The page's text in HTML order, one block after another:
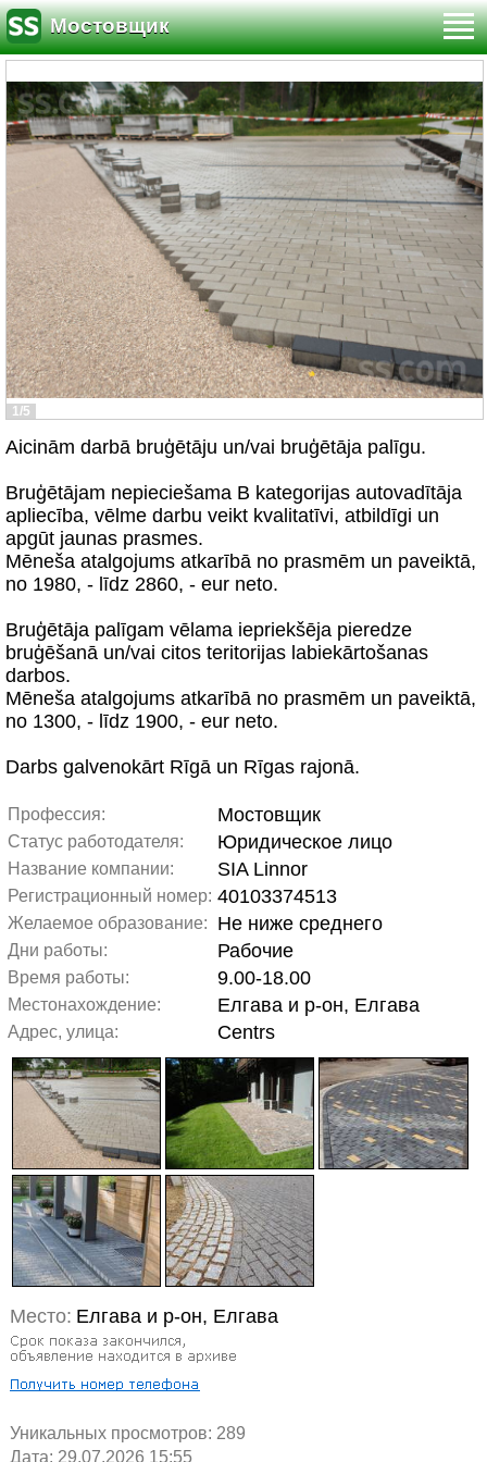
Мостовщик
1/5
Aicinām darbā bruģētāju un/vai bruģētāja palīgu.
Bruģētājam nepieciešama B kategorijas autovadītāja
apliecība, vēlme darbu veikt kvalitatīvi, atbildīgi un
apgūt jaunas prasmes.
Mēneša atalgojums atkarībā no prasmēm un paveiktā,
no 1980, - līdz 2860, - eur neto.
Bruģētāja palīgam vēlama iepriekšēja pieredze
bruģēšanā un/vai citos teritorijas labiekārtošanas
darbos.
Mēneša atalgojums atkarībā no prasmēm un paveiktā,
no 1300, - līdz 1900, - eur neto.
Darbs galvenokārt Rīgā un Rīgas rajonā.
Профессия: Мостовщик
Статус работодателя: Юридическое лицо
Название компании: SIA Linnor
Регистрационный номер: 40103374513
Желаемое образование: Не ниже среднего
Дни работы: Рабочие
Время работы: 9.00-18.00
Местонахождение: Елгава и р-он, Елгава
Адрес, улица: Centrs
Место: Елгава и р-он, Елгава
Уникальных просмотров: 289
Дата: 29.07.2026 15:55